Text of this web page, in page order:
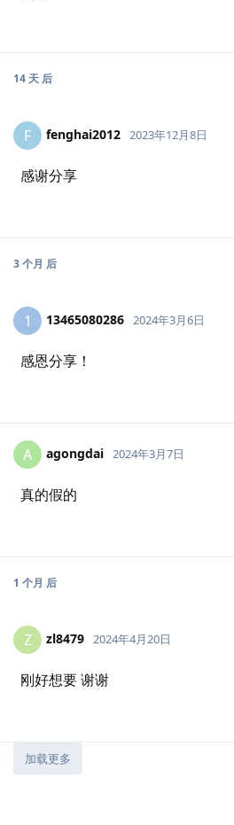
14 天 后
F fenghai2012 2023年12月8日
感谢分享
3 个月 后
1 13465080286 2024年3月6日
感恩分享！
A agongdai 2024年3月7日
真的假的
1 个月 后
Z zl8479 2024年4月20日
刚好想要 谢谢
加载更多